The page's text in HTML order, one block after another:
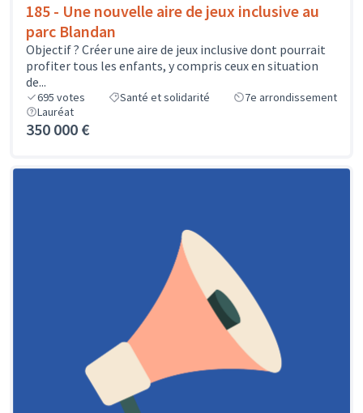
185 - Une nouvelle aire de jeux inclusive au
parc Blandan
Objectif ? Créer une aire de jeux inclusive dont pourrait
profiter tous les enfants, y compris ceux en situation
de...
695 votes Santé et solidarité
7e arrondissement
Lauréat
350 000 €